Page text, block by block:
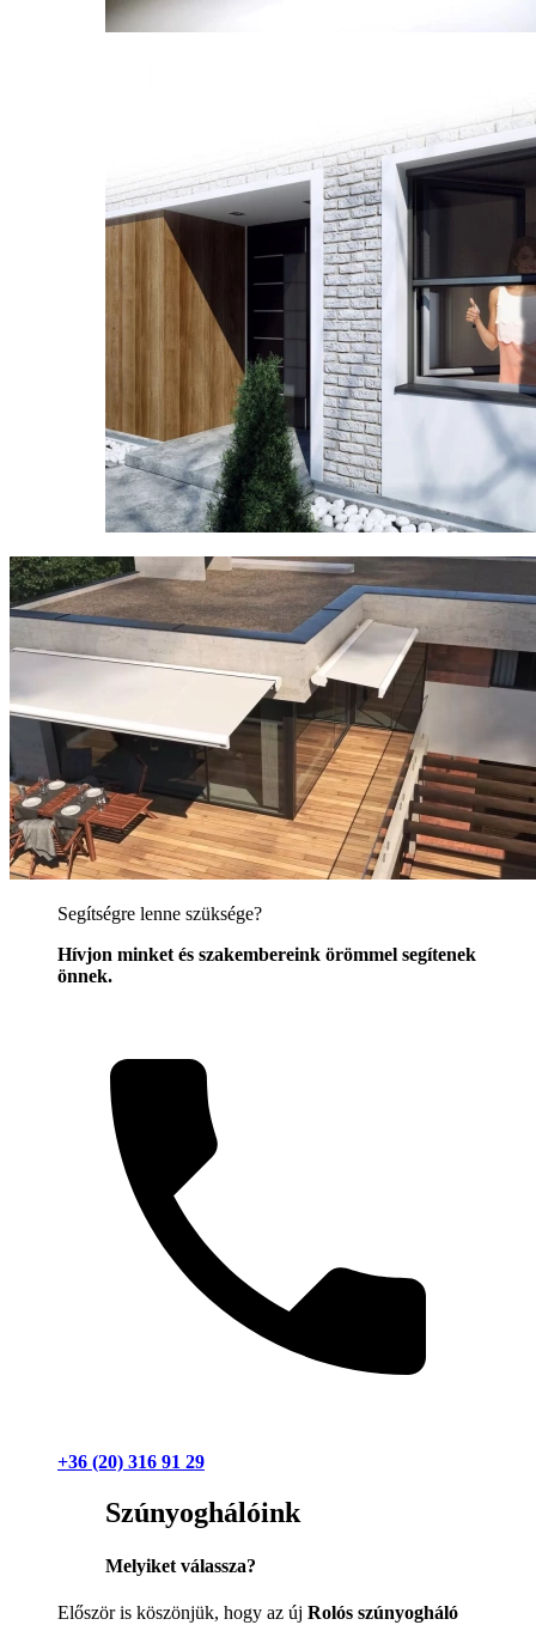
Segítségre lenne szüksége?
Hívjon minket és szakembereink örömmel segítenek
önnek.
+36 (20) 316 91 29
Szúnyoghálóink
Melyiket válassza?
Először is köszönjük, hogy az új Rolós szúnyogháló